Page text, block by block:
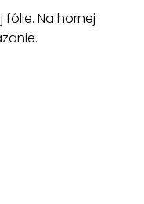
Na hornej